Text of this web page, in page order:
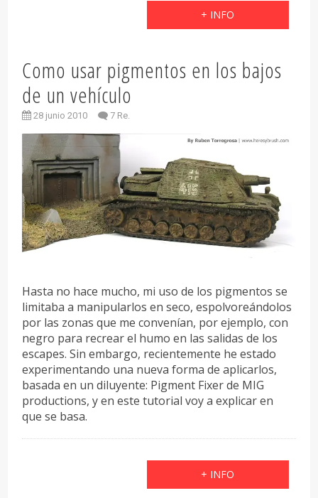
+ INFO
Como usar pigmentos en los bajos
de un vehículo
28 junio 2010 7 Re.
Hasta no hace mucho, mi uso de los pigmentos se
limitaba a manipularlos en seco, espolvoreándolos
por las zonas que me convenían, por ejemplo, con
negro para recrear el humo en las salidas de los
escapes. Sin embargo, recientemente he estado
experimentando una nueva forma de aplicarlos,
basada en un diluyente: Pigment Fixer de MIG
productions, y en este tutorial voy a explicar en
que se basa.
+ INFO